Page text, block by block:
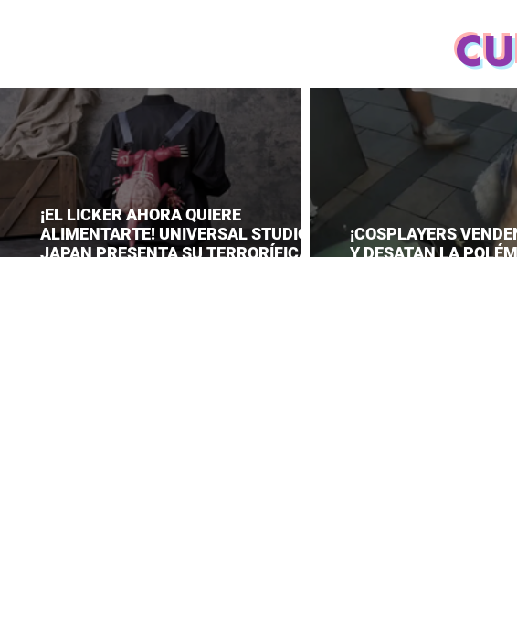
¡EL LICKER AHORA QUIERE
ALIMENTARTE! UNIVERSAL STUDIOS
JAPAN PRESENTA SU TERRORÍFICA
¡COSPLAYERS
Y DESATAN LA